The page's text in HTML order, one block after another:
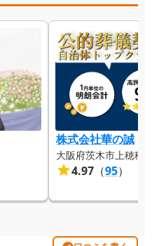
株式会社華の誠
大阪府茨木市上穂積
4.97 （95）